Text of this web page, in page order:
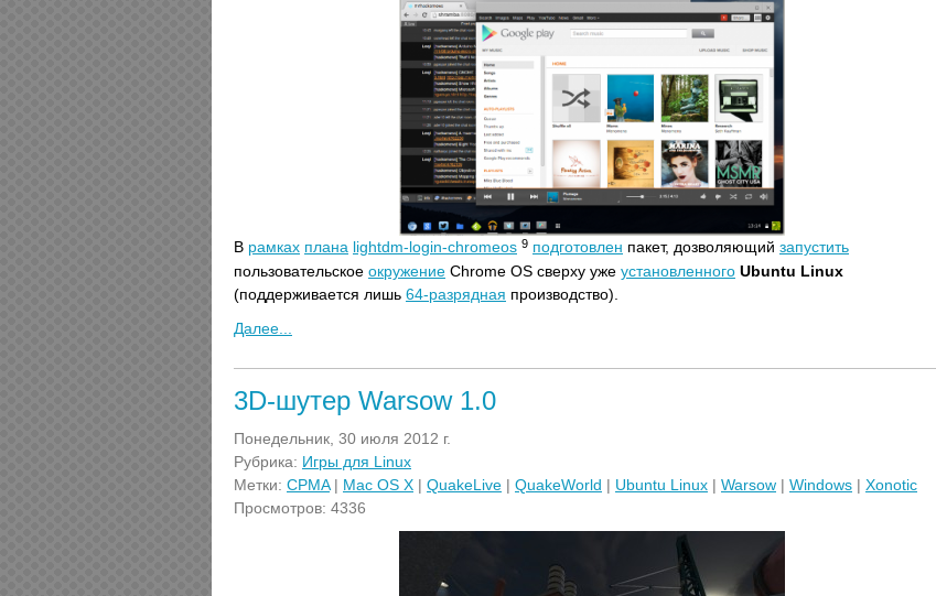
В рамках плана lightdm-login-chromeos 9 подготовлен пакет, дозволяющий запустить
пользовательское окружение Chrome OS сверху уже установленного Ubuntu Linux
(поддерживается лишь 64-разрядная производство).
Далее...
3D-шутер Warsow 1.0
Понедельник, 30 июля 2012 г.
Рубрика: Игры для Linux
Метки: CPMA| Mac OS X | QuakeLive | QuakeWorld | Ubuntu Linux | Warsow | Windows | Xonotic
Просмотров: 4336